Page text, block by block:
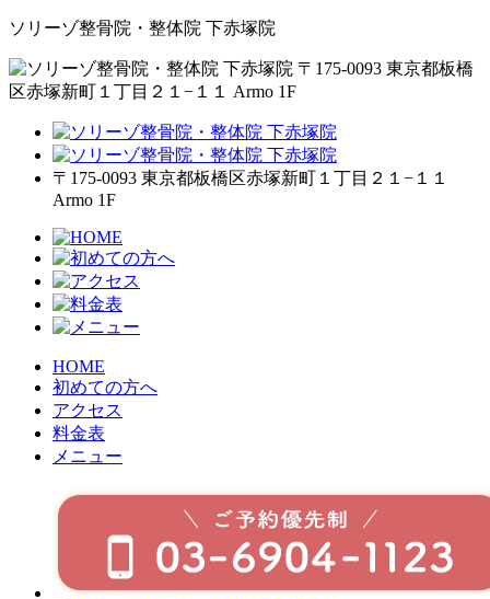
ソリーゾ整骨院・整体院 下赤塚院
〒175-0093 東京都板橋
区赤塚新町１丁目２１−１１ Armo 1F
〒175-0093 東京都板橋区赤塚新町１丁目２１−１１
Armo 1F
HOME
初めての方へ
アクセス
料金表
メニュー